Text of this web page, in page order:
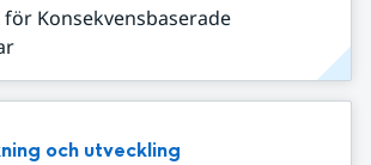
för Konsekvensbaserade
och utveckling